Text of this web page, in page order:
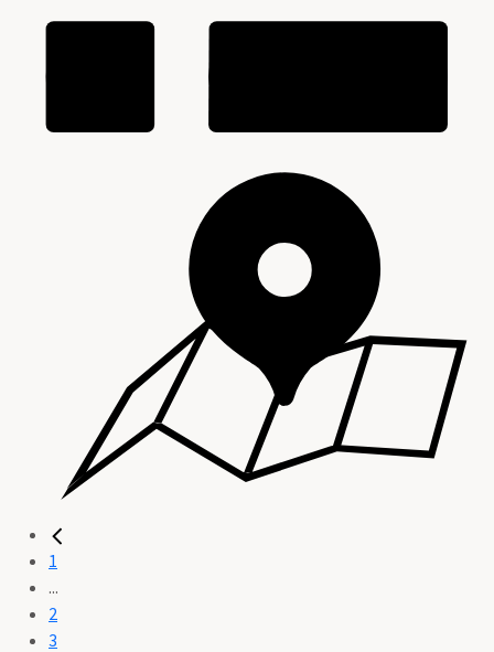
1
...
2
3